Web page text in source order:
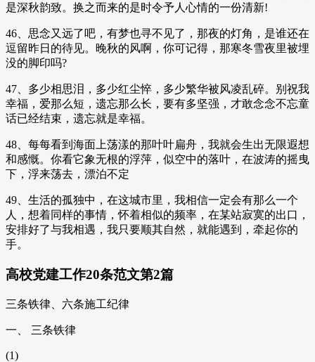
是深秋韵致。换之而来的是时令予人心情的一份清新!
46、思念又远了吧，有梦也寻不见了，那夜的灯角，是谁还在
逗留昨日的待见。晚秋的风啊，你可记得，那寒冬雪夜里被埋
没的脚印吗?
47、多少相思泪，多少红尘悴，多少繁华被风凌乱碎。别祝我
幸福，爱那么短，遗忘那么长，要有多坚强，才敢念念不忘童
话已经结束，遗忘就是幸福。
48、每每看到海面上荡漾的那叶叶扁舟，我就会生出无限遐想
和感慨。你看它象无根的浮萍，似空中的落叶，在波涛的摇曳
下，浮来荡去，漂泊不定
49、生活的孤独中，在这城市里，我相信一定会有那么一个
人，想着同样的事情，怀着相似的频率，在某站寂寞的出口，
安排好了与我相遇，我只要顺其自然，就能遇到，牵起你的
手。
高校党建工作20条范文第2篇
三条铁律、六条施工纪律
一、 三条铁律
(1)